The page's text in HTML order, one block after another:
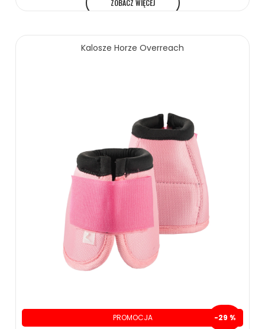
ZOBACZ WIĘCEJ
Kalosze Horze Overreach
PROMOCJA -29 %